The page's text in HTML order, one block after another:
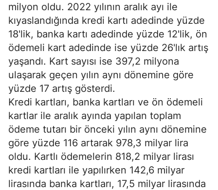
milyon oldu. 2022 yılının aralık ayı ile
kıyaslandığında kredi kartı adedinde yüzde
18'lik, banka kartı adedinde yüzde 12'lik, ön
ödemeli kart adedinde ise yüzde 26'lık artış
yaşandı. Kart sayısı ise 397,2 milyona
ulaşarak geçen yılın aynı dönemine göre
yüzde 17 artış gösterdi.
Kredi kartları, banka kartları ve ön ödemeli
kartlar ile aralık ayında yapılan toplam
ödeme tutarı bir önceki yılın aynı dönemine
göre yüzde 116 artarak 978,3 milyar lira
oldu. Kartlı ödemelerin 818,2 milyar lirası
kredi kartları ile yapılırken 142,6 milyar
lirasında banka kartları, 17,5 milyar lirasında